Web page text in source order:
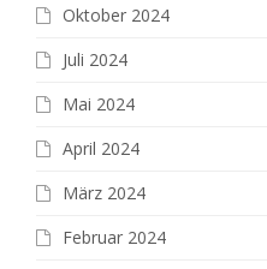
Oktober 2024
Juli 2024
Mai 2024
April 2024
März 2024
Februar 2024